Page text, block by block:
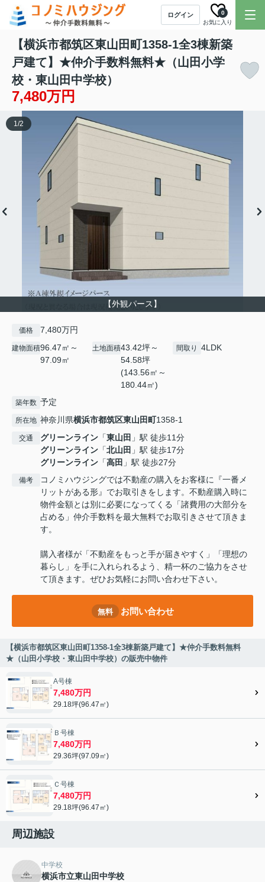
ログイン
お気に入り
0
【横浜市都筑区東山田町1358-1全3棟新築
戸建て】★仲介手数料無料★（山田小学
校・東山田中学校）
7,480万円
【外観パース】
1/2
価格 7,480万円
建物面積96.47㎡～
97.09㎡
土地面積43.42坪～
54.58坪
(143.56㎡～
180.44㎡)
間取り 4LDK
築年数 予定
所在地 神奈川県横浜市都筑区東山田町1358-1
交通 グリーンライン 「東山田 」駅 徒歩11分
グリーンライン 「北山田 」駅 徒歩17分
グリーンライン 「高田 」駅 徒歩27分
備考
コノミハウジングでは不動産の購入をお客様に『一番メ
リットがある形』でお取引きをします。不動産購入時に
物件金額とは別に必要になってくる「諸費用の大部分を
占める」仲介手数料を最大無料でお取引きさせて頂きま
す。
購入者様が「不動産をもっと手が届きやすく」「理想の
暮らし」を手に入れられるよう、精一杯のご協力をさせ
て頂きます。ぜひお気軽にお問い合わせ下さい。
無料 お問い合わせ
【横浜市都筑区東山田町1358-1全3棟新築戸建て】★仲介手数料無料
★（山田小学校・東山田中学校）の販売中物件
A号棟
7,480万円
29.18坪(96.47㎡)
Ｂ号棟
7,480万円
29.36坪(97.09㎡)
Ｃ号棟
7,480万円
29.18坪(96.47㎡)
周辺施設
中学校
横浜市立東山田中学校